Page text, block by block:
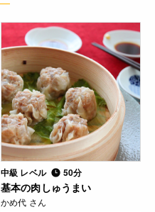
中級 レベル 50分
基本の肉しゅうまい
かめ代 さん